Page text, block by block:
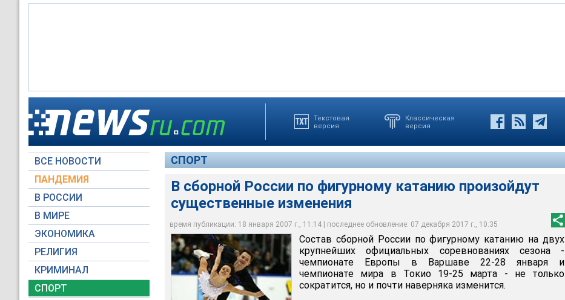
Текстовая
версия
Классическая
версия
ВСЕ НОВОСТИ
ПАНДЕМИЯ
В РОССИИ
В МИРЕ
ЭКОНОМИКА
РЕЛИГИЯ
КРИМИНАЛ
СПОРТ
СПОРТ
В сборной России по фигурному катанию произойдут
существенные изменения
время публикации: 18 января 2007 г., 11:14 | последнее обновление: 07 декабря 2017 г., 10:35
В сборной России по фигурному катанию произойдут существенные изменения
Архив NEWSru.com
Состав сборной России по фигурному катанию на двух
крупнейших официальных соревнованиях сезона -
чемпионате Европы в Варшаве 22-28 января и
чемпионате мира в Токио 19-25 марта - не только
сократится, но и почти наверняка изменится.